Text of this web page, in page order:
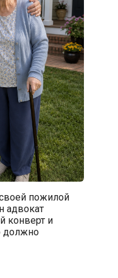
пожилой
адвокат
конверт и
должно